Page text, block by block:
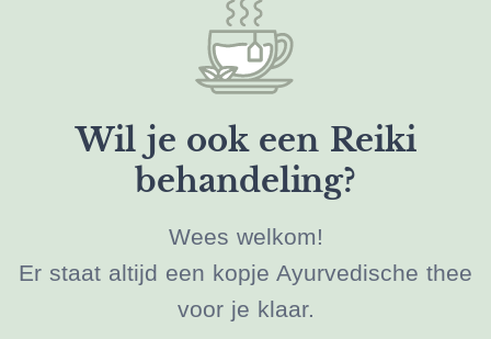
Wil je ook een Reiki
behandeling?
Wees welkom!
Er staat altijd een kopje Ayurvedische thee
voor je klaar.